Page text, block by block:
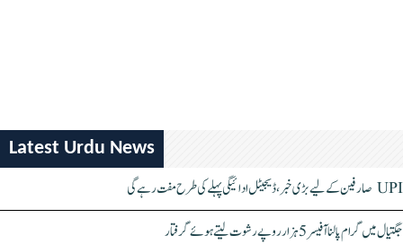
Latest Urdu News
UPI صارفین کے لیے بڑی خبر، ڈیجیٹل ادائیگی پہلے کی طرح مفت رہے گی
جگتیال میں گرام پالنا آفیسر 5 ہزار روپے رشوت لیتے ہوئے گرفتار